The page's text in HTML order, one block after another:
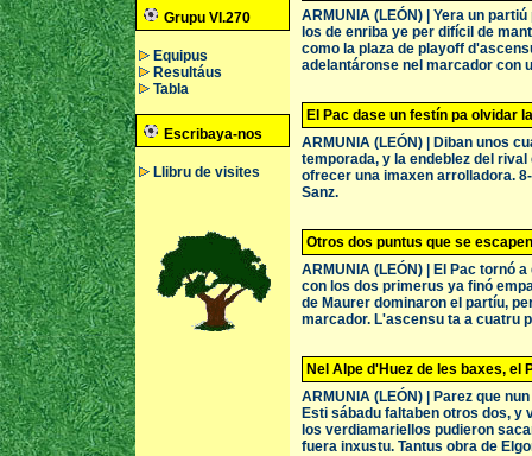
Grupu VI.270
Equipus
Resultáus
Tabla
Escribaya-nos
Llibru de visites
ARMUNIA (LEÓN) | Yera un
los de enriba ye per difícil de
como la plaza de playoff
adelantáronse nel marcador con
El Pac dase un festín pa olvidar
ARMUNIA (LEÓN) | Diban unos
temporada, y la endeblez del
ofrecer una imaxen arrolladora.
Sanz.
Otros dos puntus que se escapen
ARMUNIA (LEÓN) | El Pac tornó
con los dos primerus ya finó
de Maurer dominaron el partíu,
marcador. L'ascensu ta a cuatru
Nel Alpe d'Huez de les baxes, el
ARMUNIA (LEÓN) | Parez que
Esti sábadu faltaben otros dos, y
los verdiamariellos pudieron
fuera inxustu. Tantus obra de